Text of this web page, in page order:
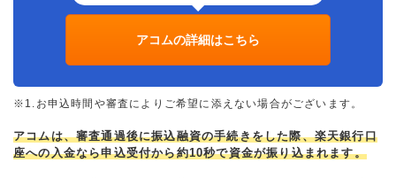
アコムの詳細はこちら
※1.お申込時間や審査によりご希望に添えない場合がございます。
アコムは、審査通過後に振込融資の手続きをした際、楽天銀行口
座への入金なら申込受付から約10秒で資金が振り込まれます。